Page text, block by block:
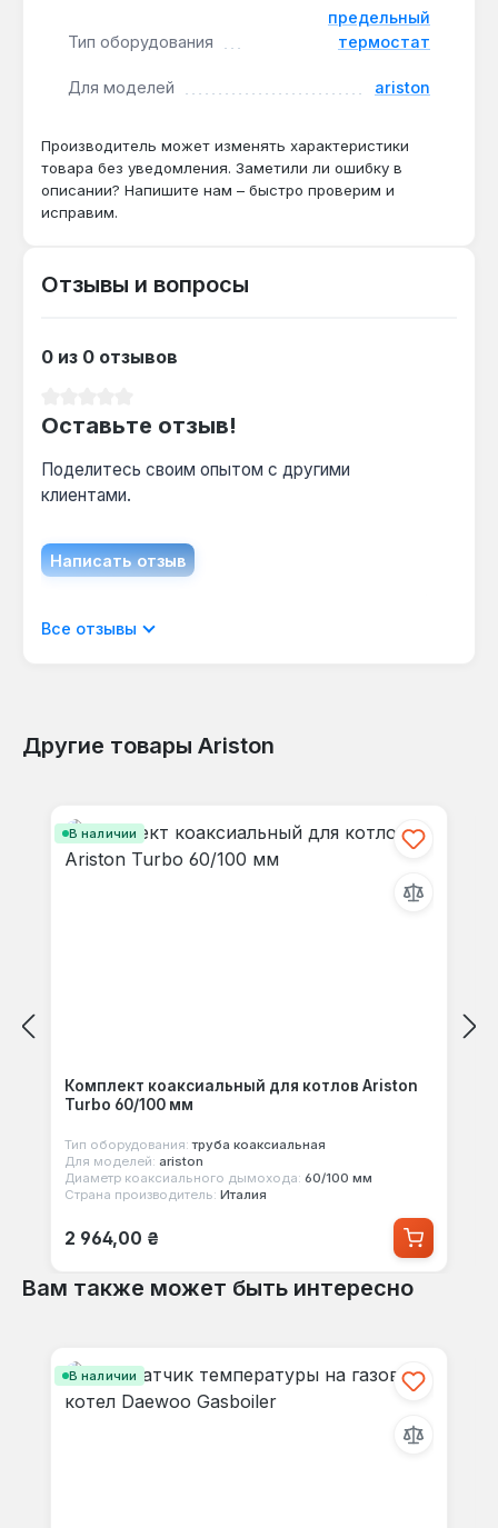
позволяет заменить его при плановом ремонте
или при ошибке системы дымоудаления без
разбора сложных блоков.
Производство — Италия. Гарантия 1 год, доставка
по Украине.
Нет — датчик совместим только с сериями
Microgenus (PLUS), TX, T2, для Clas B
Измерьте сопротивление мультиметром при
термостат показывает 0 Ом (замкнут), при
нагреве выше 75 °C размыкает цепь.
Тип оборудования
предельный
термостат
Для моделей ariston
Производитель может изменять характеристики
товара без уведомления. Заметили ли ошибку в
описании? Напишите нам – быстро проверим и
исправим.
Отзывы и вопросы
0 из 0 отзывов
Оставьте отзыв!
Поделитесь своим опытом с другими
клиентами.
Написать отзыв
Отображать отзывы только на текущем
Все отзывы
Другие товары Ariston
В наличии
Комплект коаксиальный для котлов Ariston
Turbo 60/100 мм
Тип оборудования: труба коаксиальная
Для моделей: ariston
Диаметр коаксиального дымохода: 60/100 мм
Страна производитель: Италия
Обычная цена:
2 964,00 ₴
Вам также может быть интересно
В наличии